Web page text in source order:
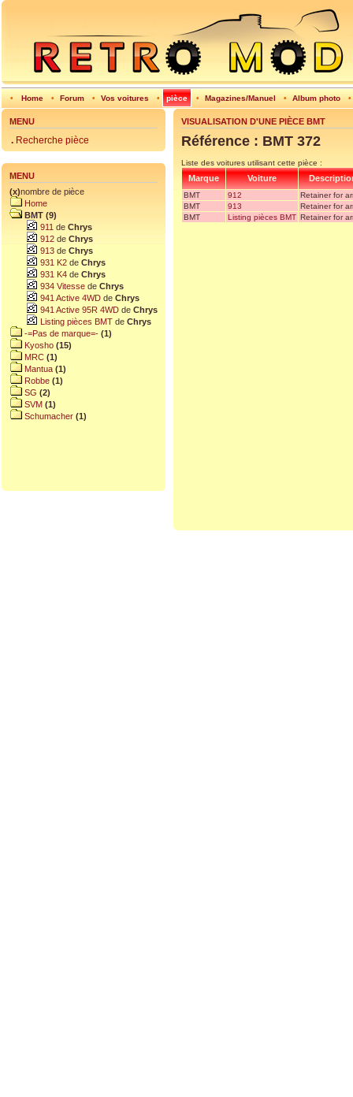
• Home • Forum • Vos voitures • pièce • Magazines/Manuel • Album photo •
MENU
. Recherche pièce
MENU
(x)nombre de pièce
Home
BMT (9)
911 de Chrys
912 de Chrys
913 de Chrys
931 K2 de Chrys
931 K4 de Chrys
934 Vitesse de Chrys
941 Active 4WD de Chrys
941 Active 95R 4WD de Chrys
Listing pièces BMT de Chrys
-=Pas de marque=- (1)
Kyosho (15)
MRC (1)
Mantua (1)
Robbe (1)
SG (2)
SVM (1)
Schumacher (1)
VISUALISATION D'UNE PIÈCE BMT
Référence : BMT 372
Liste des voitures utilisant cette pièce :
Marque Voiture
BMT 912
Retainer for
BMT
913
Retainer for
BMT
Listing pièces BMT Retainer for